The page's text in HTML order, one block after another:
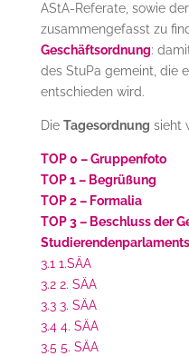
AStA-Referate, sowie
zusammengefasst zu
Geschäftsordnung:
des StuPa gemeint, die
entschieden wird.
Die Tagesordnung sieht
TOP 0 – Gruppenfoto
TOP 1 – Begrüßung
TOP 2 – Formalia
TOP 3 – Beschluss der
Studierendenparlaments
3.1 1.SÄA
3.2 2. SÄA
3.3 3. SÄA
3.4 4. SÄA
3.5 5. SÄA